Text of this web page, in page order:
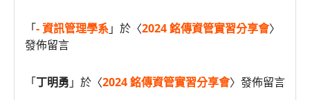
「- 資訊管理學系」於〈2024 銘傳資管實習分享會〉
發佈留言
「丁明勇 」於〈2024 銘傳資管實習分享會〉發佈留言